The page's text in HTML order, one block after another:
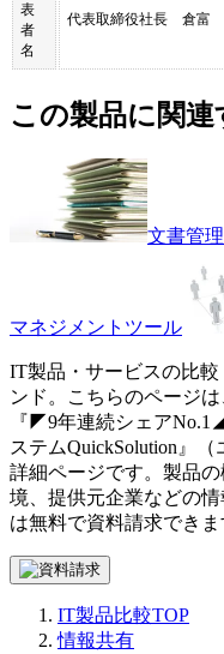
表
者
名
代表取締役社長 倉富
この製品に関
文書管
マネジメントツール
IT製品・サービスの比
ンド。こちらのページは
『 ◤9年連続シェア
ステムQuickSolution 』（
詳細ページです。製品
境、提供元企業などの
は無料で資料請求できま
IT製品比較TOP
情報共有